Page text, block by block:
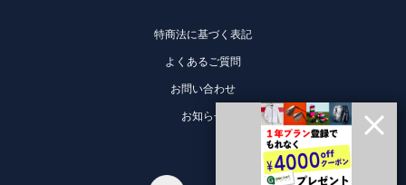
特商法に基づく表記
よくあるご質問
お問い合わせ
お知らせ